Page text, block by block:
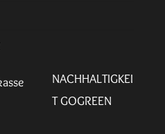
NACHHALTIGKEI
T GOGREEN